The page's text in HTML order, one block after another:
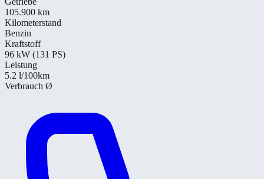
105.900 km
Kilometerstand
Benzin
Kraftstoff
96 kW (131 PS)
Leistung
5.2 l/100km
Verbrauch Ø